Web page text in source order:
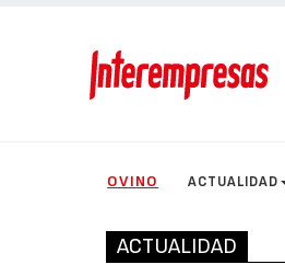
OVINO ACTUALIDAD
ACTUALIDAD